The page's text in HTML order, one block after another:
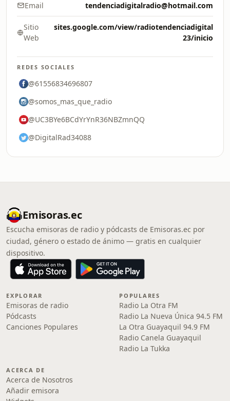
Email tendenciadigitalradio@hotmail.com
Sitio
Web
sites.google.com/view/radiotendenciadigital
23/inicio
REDES SOCIALES
@61556834696807
@somos_mas_que_radio
@UC3BYe6BCdYrYnR36NBZmnQQ
@DigitalRad34088
Emisoras.ec
Escucha emisoras de radio y pódcasts de Emisoras.ec por
ciudad, género o estado de ánimo — gratis en cualquier
dispositivo.
EXPLORAR
Emisoras de radio
Pódcasts
Canciones Populares
POPULARES
Radio La Otra FM
Radio La Nueva Única 94.5 FM
La Otra Guayaquil 94.9 FM
Radio Canela Guayaquil
Radio La Tukka
ACERCA DE
Acerca de Nosotros
Añadir emisora